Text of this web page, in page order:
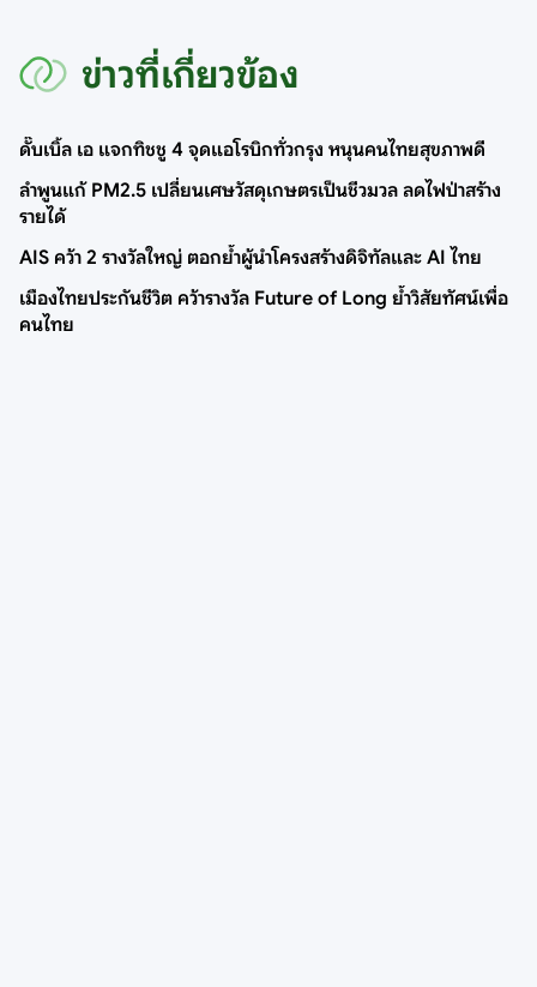
ข่าวที่เกี่ยวข้อง
ดั๊บเบิ้ล เอ แจกทิชชู 4 จุดแอโรบิกทั่วกรุง หนุนคนไทยสุขภาพดี
ลำพูนแก้ PM2.5 เปลี่ยนเศษวัสดุเกษตรเป็นชีวมวล ลดไฟป่าสร้าง
รายได้
AIS คว้า 2 รางวัลใหญ่ ตอกย้ำผู้นำโครงสร้างดิจิทัลและ AI ไทย
เมืองไทยประกันชีวิต คว้ารางวัล Future of Long ย้ำวิสัยทัศน์เพื่อ
คนไทย